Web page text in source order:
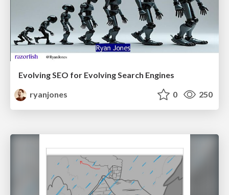
Evolving SEO for Evolving Search Engines
ryanjones
0 250